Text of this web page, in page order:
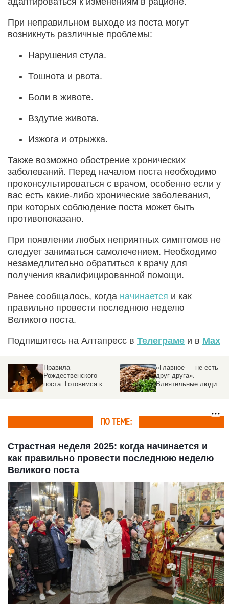
При неправильном выходе из поста могут
возникнуть различные проблемы:
Нарушения стула.
Тошнота и рвота.
Боли в животе.
Вздутие живота.
Изжога и отрыжка.
Также возможно обострение хронических
заболеваний. Перед началом поста необходимо
проконсультироваться с врачом, особенно если у
вас есть какие-либо хронические заболевания,
при которых соблюдение поста может быть
противопоказано.
При появлении любых неприятных симптомов не
следует заниматься самолечением. Необходимо
незамедлительно обратиться к врачу для
получения квалифицированной помощи.
Ранее сообщалось, когда начинается и как
правильно провести последнюю неделю
Великого поста.
Подпишитесь на Алтапресс в Телеграме и в Max
Правила
Рождественского
поста. Готовимся к
«Главное — не есть
друг друга».
Влиятельные люди
жизни
ПО ТЕМЕ:
Страстная неделя 2025: когда начинается и
как правильно провести последнюю неделю
Великого поста